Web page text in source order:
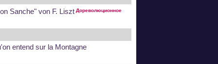
Sanche" von F. Liszt Дореволюционное
entend sur la Montagne